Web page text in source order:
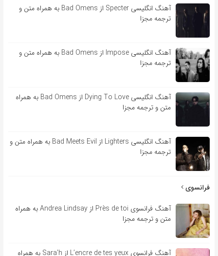
آهنگ انگلیسی Specter از Bad Omens به همراه متن و
ترجمه مجزا
آهنگ انگلیسی Impose از Bad Omens به همراه متن و
ترجمه مجزا
آهنگ انگلیسی Dying To Love از Bad Omens به همراه
متن و ترجمه مجزا
آهنگ انگلیسی Lighters از Bad Meets Evil به همراه متن و
ترجمه مجزا
فرانسوی
آهنگ فرانسوی Près de toi از Andrea Lindsay به همراه
متن و ترجمه مجزا
آهنگ فرانسوی L’encre de tes yeux از Sara’h به همراه